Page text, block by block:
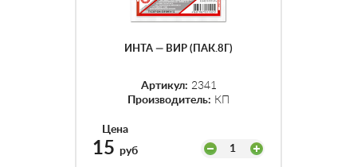
ИНТА — ВИР (ПАК.8Г)
Артикул: 2341
Производитель: КП
Цена
15 руб 1